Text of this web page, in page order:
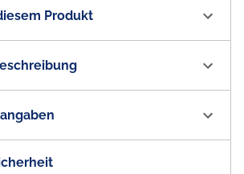
Produkt
AU100099
Turkish Delight Schokolade -
Milchschokolade mit Turkish